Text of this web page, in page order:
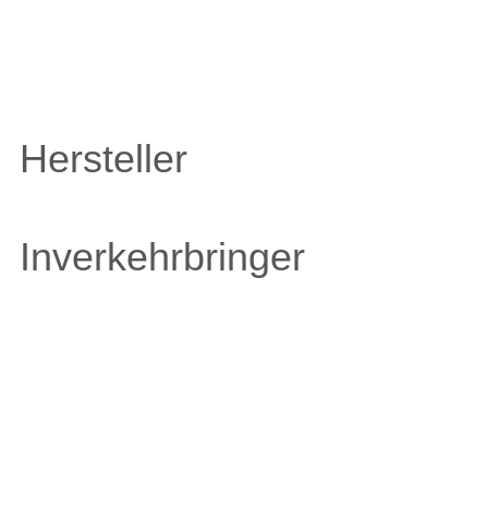
Hersteller
Inverkehrbringer